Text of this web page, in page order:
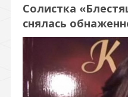
Солистка
снялась